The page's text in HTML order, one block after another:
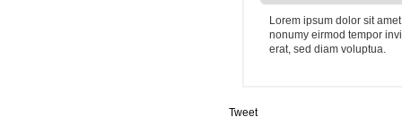
Lorem ipsum dolor sit
nonumy eirmod tempor
erat, sed diam voluptua.
Tweet